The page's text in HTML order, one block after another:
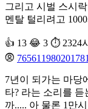
그리고 시벌 스시
멘탈 털리려고
👍 13 😂 3 ⏱️ 2324
7년이 되가는 마당
타? 라는 소리를
까..... 아 물론 1만